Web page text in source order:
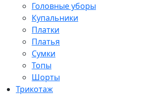
Головные уборы
Купальники
Платки
Платья
Сумки
Топы
Шорты
Трикотаж